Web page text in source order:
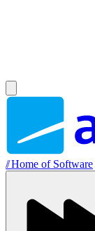
//Home of Software